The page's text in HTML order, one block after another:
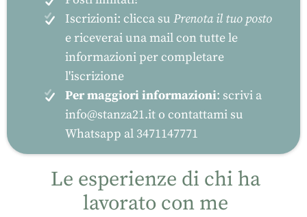
Iscrizioni: clicca su Prenota il tuo posto
e riceverai una mail con tutte le
informazioni per completare
l'iscrizione
Per maggiori informazioni: scrivi a
info@stanza21.it o contattami su
Whatsapp al 3471147771
Le esperienze di chi ha
lavorato con me